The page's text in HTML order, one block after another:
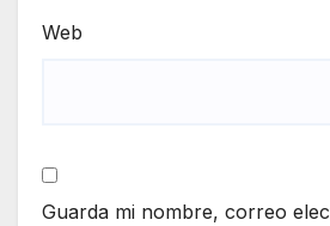
Web
Guarda mi nombre, correo